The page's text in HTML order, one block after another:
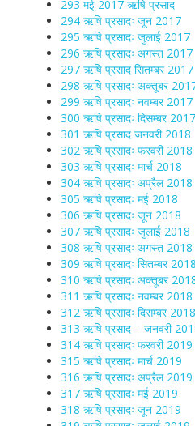
293 मई 2017 ऋषि प्रसाद
294 ऋषि प्रसादः जून 2017
295 ऋषि प्रसादः जुलाई 2017
296 ऋषि प्रसादः अगस्त 2017
297 ऋषि प्रसाद सितम्बर 2017
298 ऋषि प्रसादः अक्तूबर
299 ऋषि प्रसादः नवम्बर 2017
300 ऋषि प्रसादः दिसम्बर 2017
301 ऋषि प्रसाद जनवरी 2018
302 ऋषि प्रसादः फरवरी 2018
303 ऋषि प्रसादः मार्च 2018
304 ऋषि प्रसादः अप्रैल 2018
305 ऋषि प्रसादः मई 2018
306 ऋषि प्रसादः जून 2018
307 ऋषि प्रसादः जुलाई 2018
308 ऋषि प्रसादः अगस्त 2018
309 ऋषि प्रसादः सितम्बर 2018
310 ऋषि प्रसादः अक्तूबर
311 ऋषि प्रसादः नवम्बर 2018
312 ऋषि प्रसादः दिसम्बर 2018
313 ऋषि प्रसाद – जनवरी
314 ऋषि प्रसादः फरवरी 2019
315 ऋषि प्रसादः मार्च 2019
316 ऋषि प्रसादः अप्रैल 2019
317 ऋषि प्रसादः मई 2019
318 ऋषि प्रसादः जून 2019